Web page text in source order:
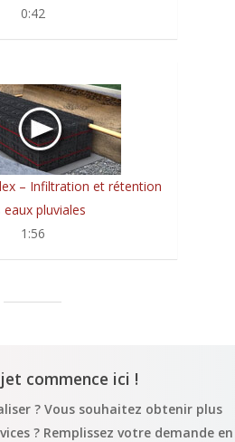
0:42
– Infiltration et rétention
eaux pluviales
1:56
commence ici !
? Vous souhaitez obtenir plus
? Remplissez votre demande en